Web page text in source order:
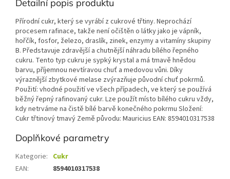
Detailní popis produktu
Přírodní cukr, který se vyrábí z cukrové třtiny. Neprochází
procesem rafinace, takže není očištěn o látky jako je vápník,
hořčík, fosfor, železo, draslík, zinek, enzymy a vitamíny skupiny
B. Představuje zdravější a chutnější náhradu bílého řepného
cukru. Tento typ cukru je sypký krystal a má tmavě hnědou
barvu, příjemnou nevtíravou chuť a medovou vůni. Díky
výraznější zbytkové melase zvýrazňuje původní chuť pokrmů.
Použití: vhodné použití ve všech případech, ve který se používá
běžný řepný rafinovaný cukr. Lze použít místo bílého cukru vždy,
kdy netrváme na čistě bílé barvě konečného pokrmu Složení:
Cukr třtinový tmavý Země původu: Mauricius EAN: 8594010317538
Doplňkové parametry
Kategorie: Cukr
EAN: 8594010317538